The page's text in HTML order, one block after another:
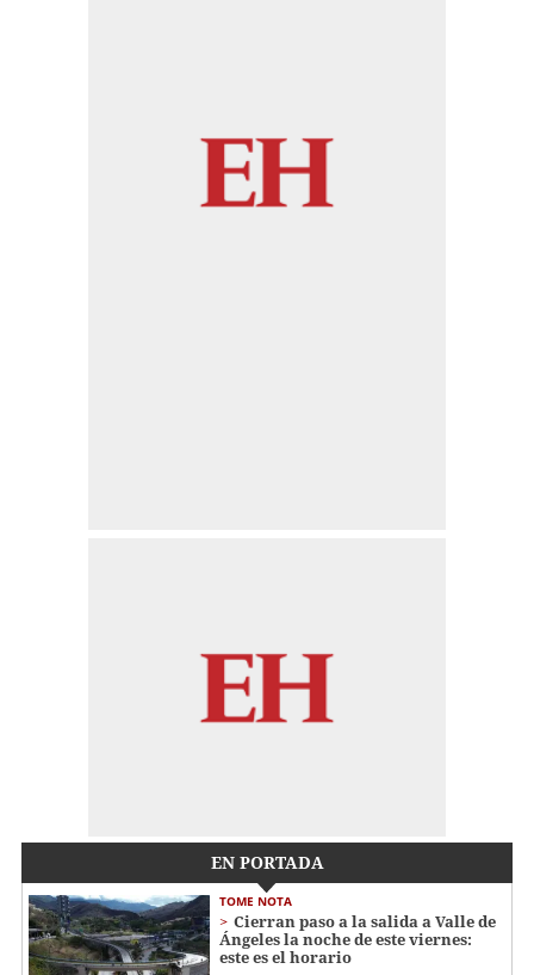
EN PORTADA
TOME NOTA
Cierran paso a la salida a Valle de
Ángeles la noche de este viernes:
este es el horario